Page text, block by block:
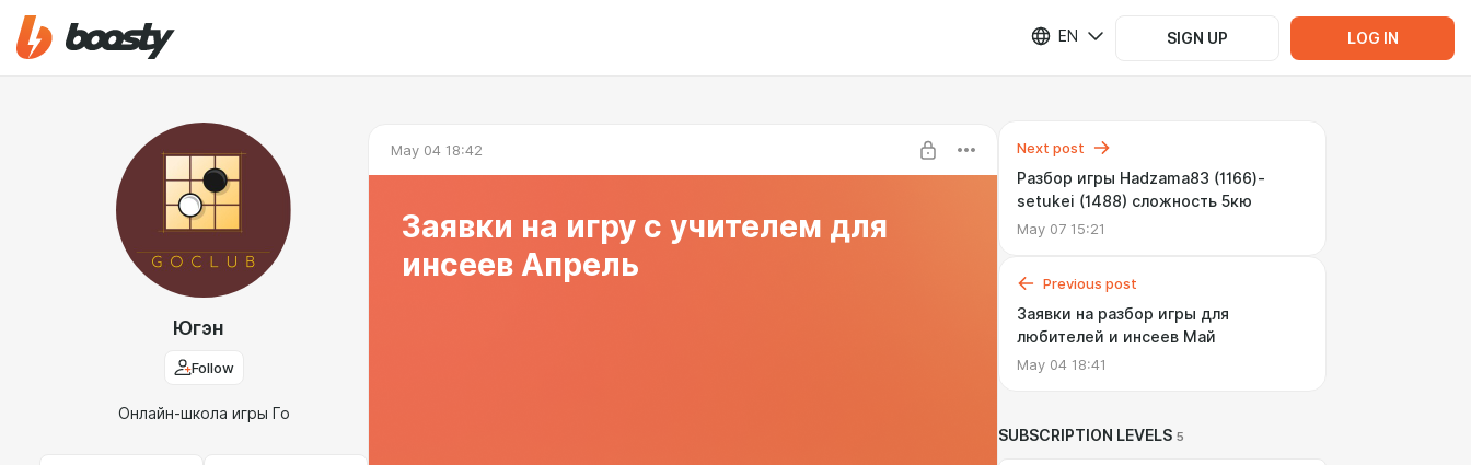
EN SIGN UP LOG IN
Югэн
Follow
Онлайн-школа игры Го
May 04 18:42
Заявки на игру с учителем для
инсеев Апрель
Next post
Разбор игры Hadzama83 (1166)-
setukei (1488) сложность 5кю
May 07 15:21
Previous post
Заявки на разбор игры для
любителей и инсеев Май
May 04 18:41
SUBSCRIPTION LEVELS 5